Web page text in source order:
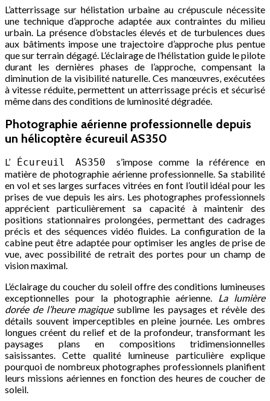
L’atterrissage sur hélistation urbaine au crépuscule nécessite
une technique d’approche adaptée aux contraintes du milieu
urbain. La présence d’obstacles élevés et de turbulences dues
aux bâtiments impose une trajectoire d’approche plus pentue
que sur terrain dégagé. L’éclairage de l’hélistation guide le pilote
durant les dernières phases de l’approche, compensant la
diminution de la visibilité naturelle. Ces manœuvres, exécutées
à vitesse réduite, permettent un atterrissage précis et sécurisé
même dans des conditions de luminosité dégradée.
Photographie aérienne professionnelle depuis
un hélicoptère écureuil AS350
L’ Écureuil AS350 s’impose comme la référence en
matière de photographie aérienne professionnelle. Sa stabilité
en vol et ses larges surfaces vitrées en font l’outil idéal pour les
prises de vue depuis les airs. Les photographes professionnels
apprécient particulièrement sa capacité à maintenir des
positions stationnaires prolongées, permettant des cadrages
précis et des séquences vidéo fluides. La configuration de la
cabine peut être adaptée pour optimiser les angles de prise de
vue, avec possibilité de retrait des portes pour un champ de
vision maximal.
L’éclairage du coucher du soleil offre des conditions lumineuses
exceptionnelles pour la photographie aérienne. La lumière
dorée de l’heure magiquesublime les paysages et révèle des
détails souvent imperceptibles en pleine journée. Les ombres
longues créent du relief et de la profondeur, transformant les
paysages plans en compositions tridimensionnelles
saisissantes. Cette qualité lumineuse particulière explique
pourquoi de nombreux photographes professionnels planifient
leurs missions aériennes en fonction des heures de coucher de
soleil.